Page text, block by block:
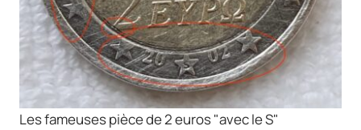
Les fameuses pièce de 2 euros "avec le S"